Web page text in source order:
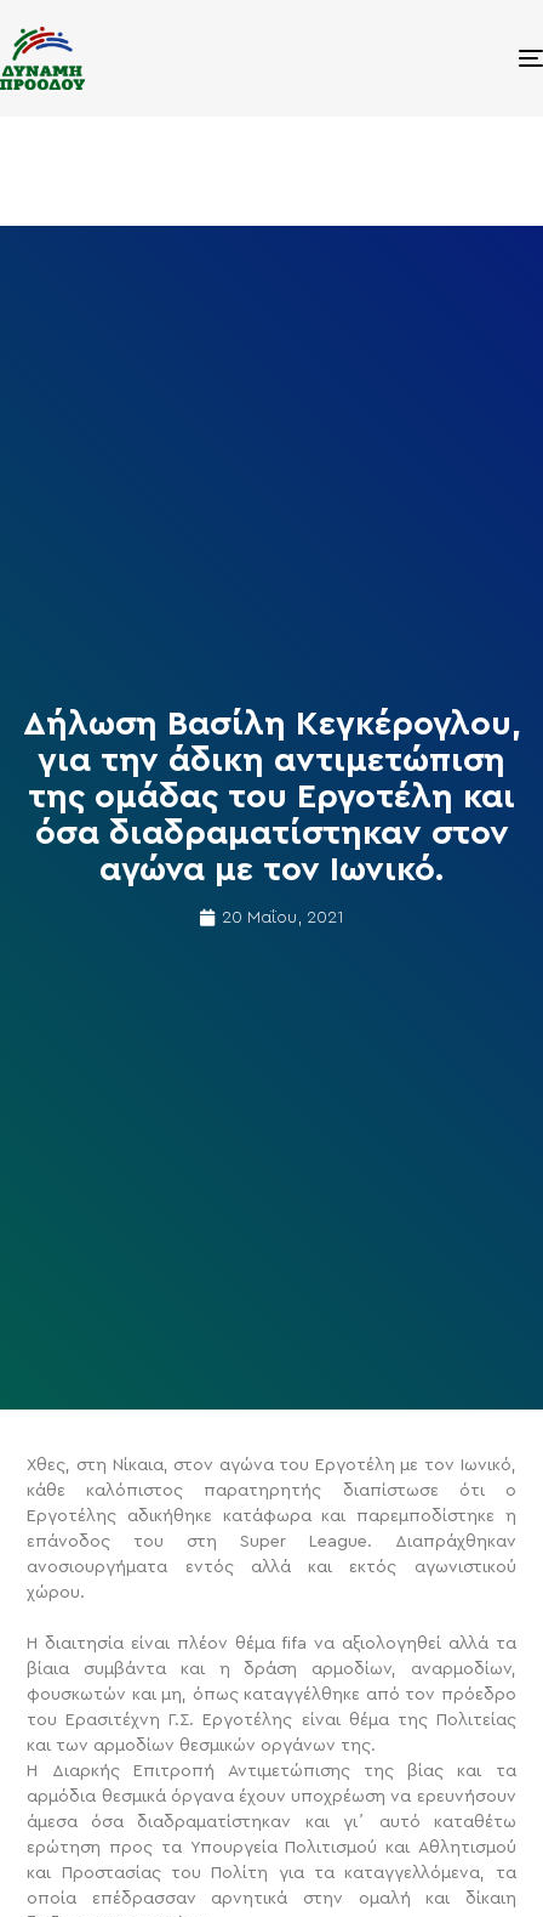
Δήλωση Βασίλη Κεγκέρογλου,
για την άδικη αντιμετώπιση
της ομάδας του Εργοτέλη και
όσα διαδραματίστηκαν στον
αγώνα με τον Ιωνικό.
20 Μαΐου, 2021
Χθες, στη Νίκαια, στον αγώνα του Εργοτέλη με τον Ιωνικό,
κάθε καλόπιστος παρατηρητής διαπίστωσε ότι ο
Εργοτέλης αδικήθηκε κατάφωρα και παρεμποδίστηκε η
επάνοδος του στη Super League. Διαπράχθηκαν
ανοσιουργήματα εντός αλλά και εκτός αγωνιστικού
χώρου.
Η διαιτησία είναι πλέον θέμα fifa να αξιολογηθεί αλλά τα
βίαια συμβάντα και η δράση αρμοδίων, αναρμοδίων,
φουσκωτών και μη, όπως καταγγέλθηκε από τον πρόεδρο
του Ερασιτέχνη Γ.Σ. Εργοτέλης είναι θέμα της Πολιτείας
και των αρμοδίων θεσμικών οργάνων της.
Η Διαρκής Επιτροπή Αντιμετώπισης της βίας και τα
αρμόδια θεσμικά όργανα έχουν υποχρέωση να ερευνήσουν
άμεσα όσα διαδραματίστηκαν και γι΄ αυτό καταθέτω
ερώτηση προς τα Υπουργεία Πολιτισμού και Αθλητισμού
και Προστασίας του Πολίτη για τα καταγγελλόμενα, τα
οποία επέδρασσαν αρνητικά στην ομαλή και δίκαιη